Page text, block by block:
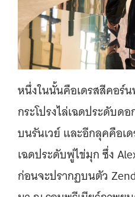
หนึ่งในนั้นคือเดรสสีคอร์
กระโปรงไล่เฉดประดับด
บนรันเวย์ และอีกลุคคือเ
เฉดประดับพู่ไข่มุก ซึ่ง
ก่อนจะปรากฏบนตัว